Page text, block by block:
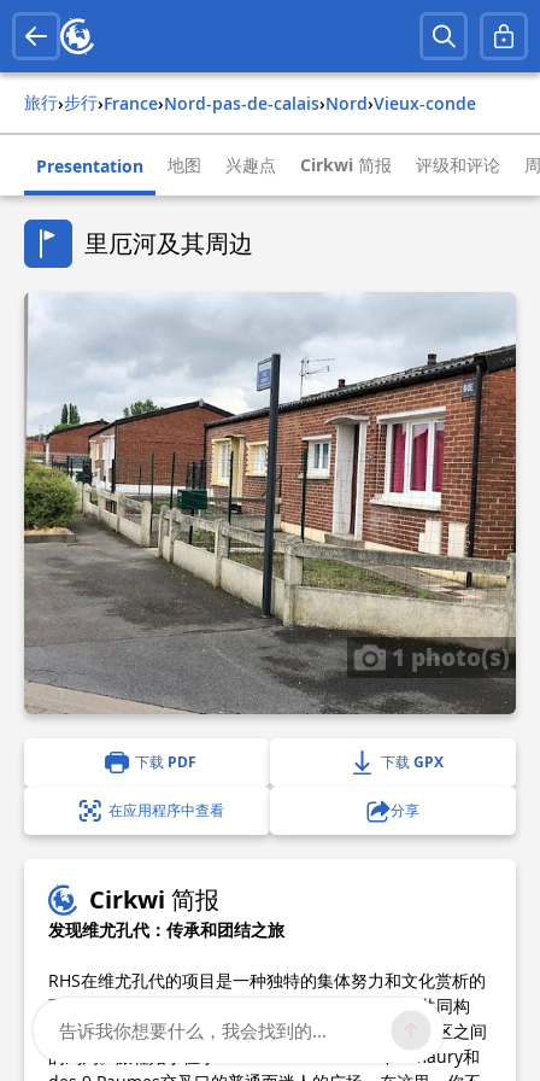
旅行› 步行› france› nord-pas-de-calais› nord› vieux-conde
Presentation 地图 兴趣点 Cirkwi 简报 评级和评论
里厄河及其周边
1 photo(s)
下载 PDF 下载 GPX
在应用程序中查看 分享
Cirkwi 简报
发现维尤孔代：传承和团结之旅
RHS在维尤孔代的项目是一种独特的集体努力和文化赏析的
融合。这个倡议由当地人与研究人员和社工的支持共同构
思，通过故事讲述的方式在行走的小径上弥合不同社区之间
的鸿沟。旅程始于位于Rue Sainte Elisabeth、Amaury和
告诉我你想要什么，我会找到的...